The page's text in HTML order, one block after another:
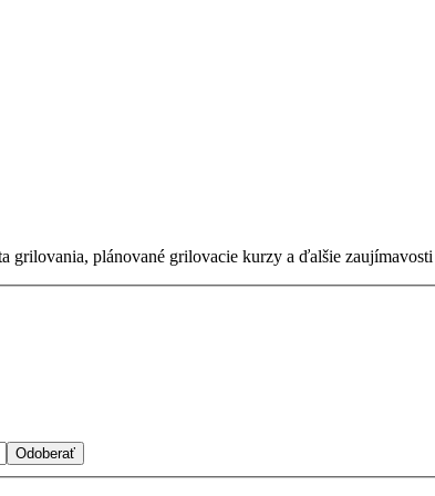
grilovania, plánované grilovacie kurzy a ďalšie
Odoberať